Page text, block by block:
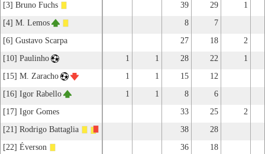
[3] Bruno Fuchs 39 29
1
[4] M. Lemos
8
7
[6] Gustavo Scarpa
27 18
2
[10] Paulinho
1 1 28 22
1
[15] M. Zaracho
1 1 15
12
[16] Igor Rabello
1 1 8
6
[17] Igor Gomes
33 25
2
[21] Rodrigo Battaglia
38
28
[22] Éverson
36
18